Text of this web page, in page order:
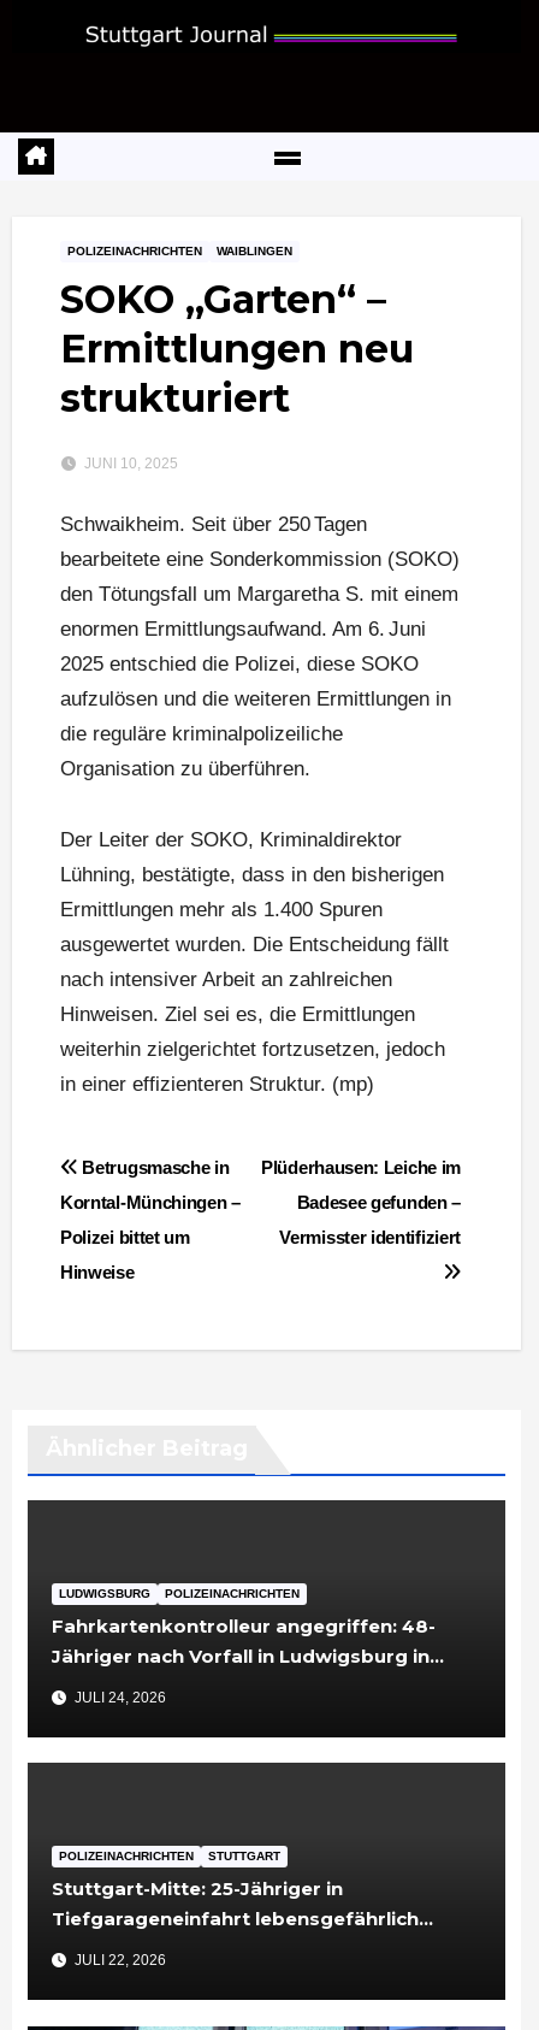
POLIZEINACHRICHTEN WAIBLINGEN
SOKO „Garten“ –
Ermittlungen neu
strukturiert
JUNI 10, 2025
Schwaikheim. Seit über 250 Tagen
bearbeitete eine Sonderkommission (SOKO)
den Tötungsfall um Margaretha S. mit einem
enormen Ermittlungsaufwand. Am 6. Juni
2025 entschied die Polizei, diese SOKO
aufzulösen und die weiteren Ermittlungen in
die reguläre kriminalpolizeiliche
Organisation zu überführen.
Der Leiter der SOKO, Kriminaldirektor
Lühning, bestätigte, dass in den bisherigen
Ermittlungen mehr als 1.400 Spuren
ausgewertet wurden. Die Entscheidung fällt
nach intensiver Arbeit an zahlreichen
Hinweisen. Ziel sei es, die Ermittlungen
weiterhin zielgerichtet fortzusetzen, jedoch
in einer effizienteren Struktur. (mp)
BeitragsnavigationPlüderhausen: Leiche im
Badesee gefunden –
Vermisster identifiziert
Betrugsmasche in
Korntal‑Münchingen –
Polizei bittet um
Hinweise
LUDWIGSBURG POLIZEINACHRICHTEN
Fahrkartenkontrolleur angegriffen: 48-
Jähriger nach Vorfall in Ludwigsburg in
Untersuchungshaft
JULI 24, 2026
POLIZEINACHRICHTEN STUTTGART
Stuttgart-Mitte: 25-Jähriger in
Tiefgarageneinfahrt lebensgefährlich
verletzt
JULI 22, 2026